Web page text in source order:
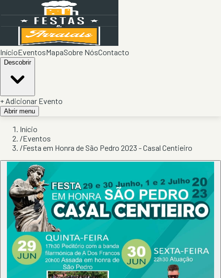
InícioEventosMapaSobre NósContacto
Descobrir
+ Adicionar Evento
Abrir menu
Início
/Eventos
/Festa em Honra de São Pedro 2023 - Casal Centieiro